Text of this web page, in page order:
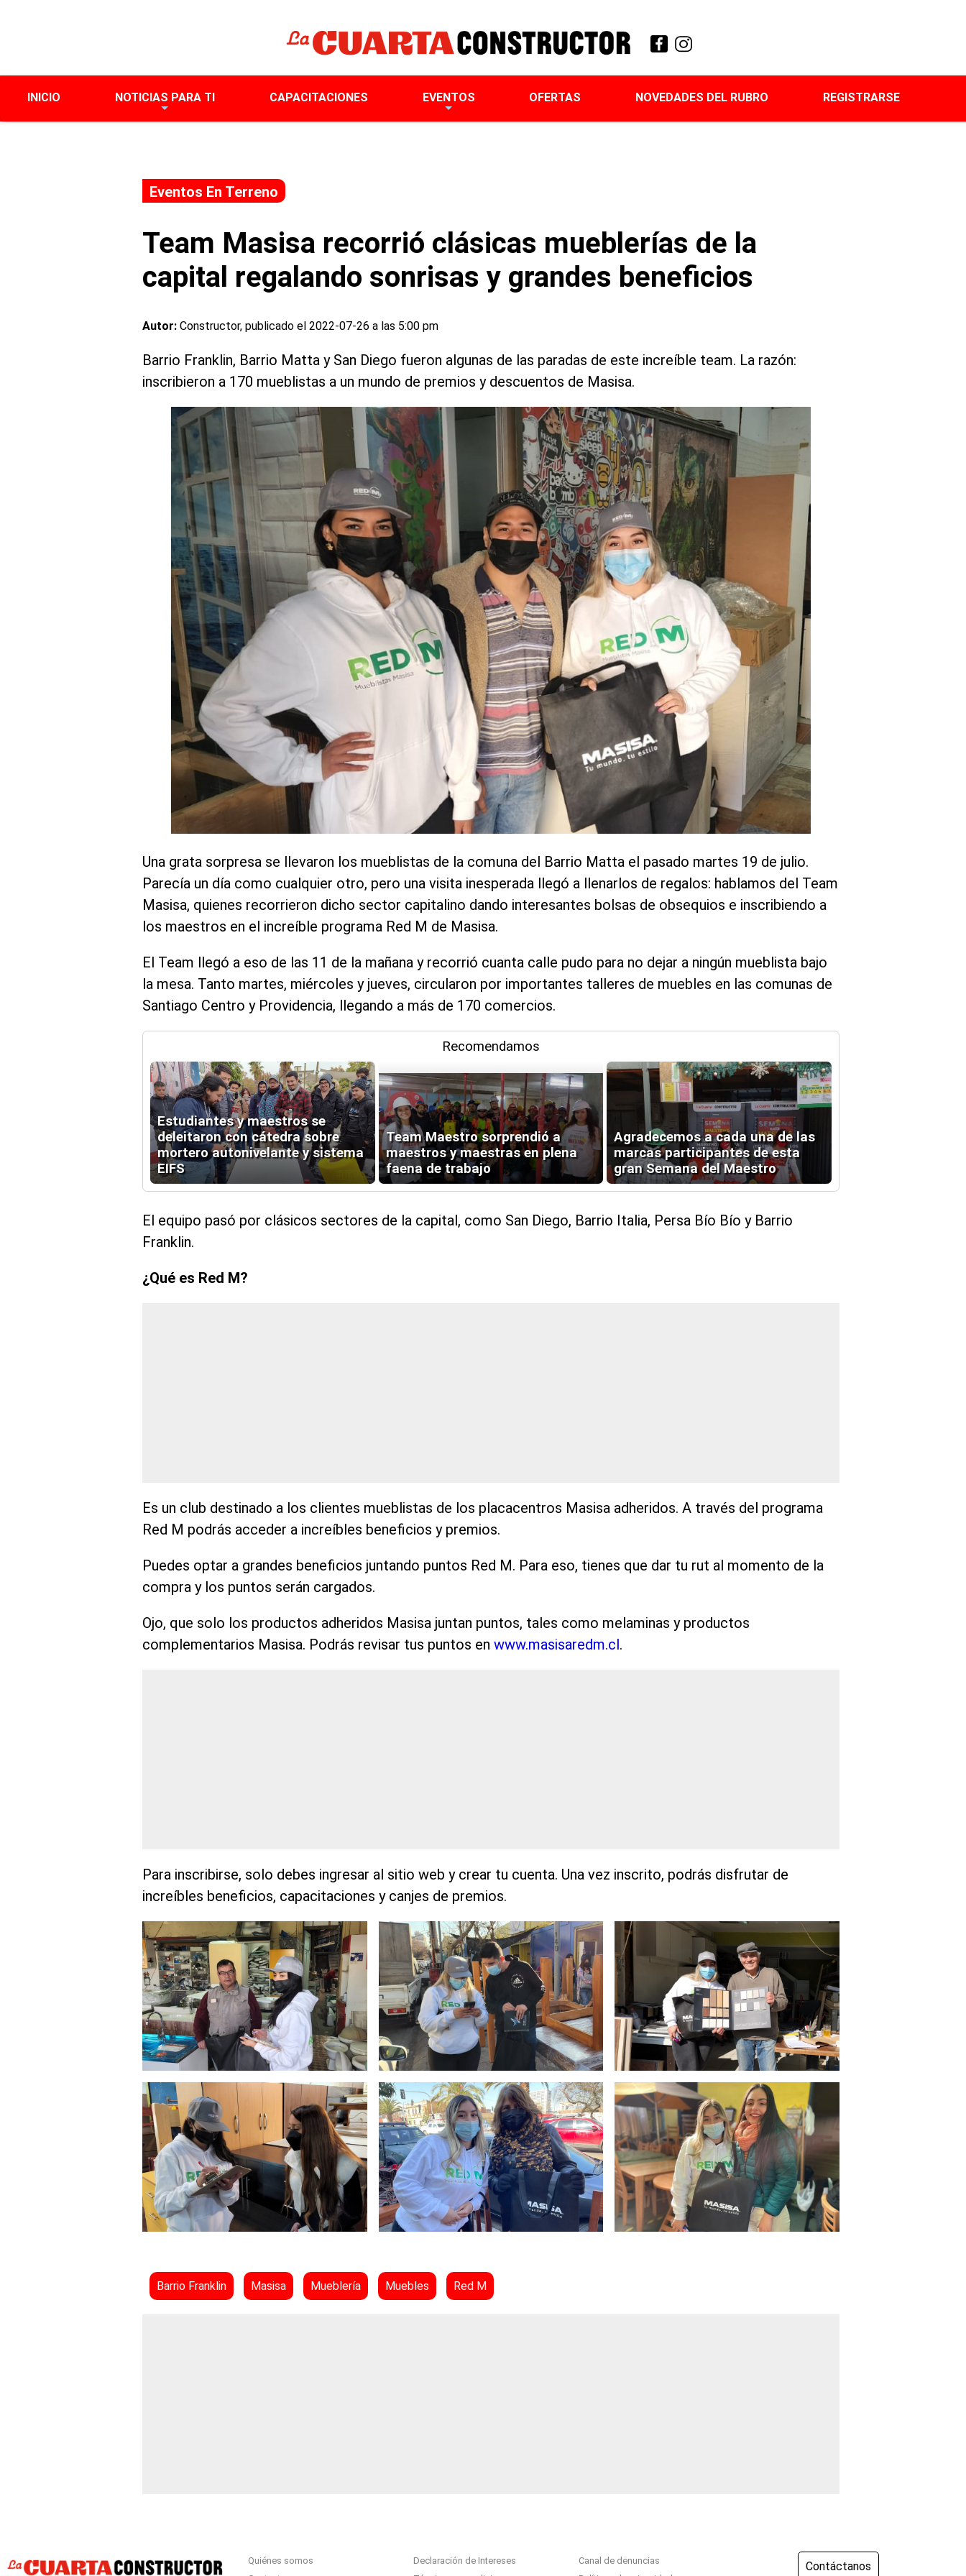
INICIO NOTICIAS PARA TI CAPACITACIONES EVENTOS OFERTAS NOVEDADES DEL RUBRO REGISTRARSE
Eventos En Terreno
Team Masisa recorrió clásicas mueblerías de la
capital regalando sonrisas y grandes beneficios
Autor: Constructor, publicado el 2022-07-26 a las 5:00 pm
Barrio Franklin, Barrio Matta y San Diego fueron algunas de las paradas de este increíble team. La razón:
inscribieron a 170 mueblistas a un mundo de premios y descuentos de Masisa.
Una grata sorpresa se llevaron los mueblistas de la comuna del Barrio Matta el pasado martes 19 de julio.
Parecía un día como cualquier otro, pero una visita inesperada llegó a llenarlos de regalos: hablamos del Team
Masisa, quienes recorrieron dicho sector capitalino dando interesantes bolsas de obsequios e inscribiendo a
los maestros en el increíble programa Red M de Masisa.
El Team llegó a eso de las 11 de la mañana y recorrió cuanta calle pudo para no dejar a ningún mueblista bajo
la mesa. Tanto martes, miércoles y jueves, circularon por importantes talleres de muebles en las comunas de
Santiago Centro y Providencia, llegando a más de 170 comercios.
Recomendamos
Estudiantes y maestros se
deleitaron con cátedra sobre
mortero autonivelante y sistema
EIFS
Team Maestro sorprendió a
maestros y maestras en plena
faena de trabajo
Agradecemos a cada una de las
marcas participantes de esta
gran Semana del Maestro
El equipo pasó por clásicos sectores de la capital, como San Diego, Barrio Italia, Persa Bío Bío y Barrio
Franklin.
¿Qué es Red M?
Es un club destinado a los clientes mueblistas de los placacentros Masisa adheridos. A través del programa
Red M podrás acceder a increíbles beneficios y premios.
Puedes optar a grandes beneficios juntando puntos Red M. Para eso, tienes que dar tu rut al momento de la
compra y los puntos serán cargados.
Ojo, que solo los productos adheridos Masisa juntan puntos, tales como melaminas y productos
complementarios Masisa. Podrás revisar tus puntos en www.masisaredm.cl.
Para inscribirse, solo debes ingresar al sitio web y crear tu cuenta. Una vez inscrito, podrás disfrutar de
increíbles beneficios, capacitaciones y canjes de premios.
Barrio Franklin Masisa Mueblería Muebles Red M
Quiénes somos Declaración de Intereses
Canal de denuncias
Contáctanos